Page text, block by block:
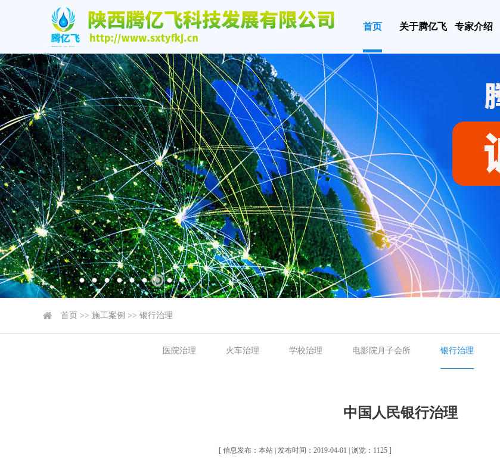
首页 关于腾亿飞 专家介绍
首页 >> 施工案例 >> 银行治理
医院治理 火车治理 学校治理 电影院月子会所 银行治理
中国人民银行治理
[ 信息发布：本站 | 发布时间：2019-04-01 | 浏览：1125 ]